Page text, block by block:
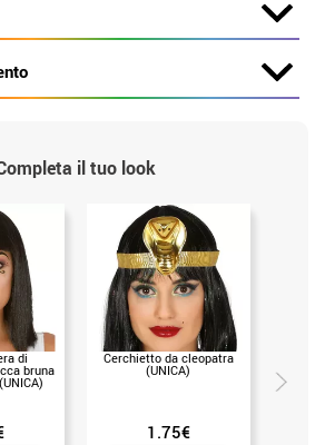
il tuo look
di
bruna
Cerchietto da cleopatra
(UNICA)
1.75€